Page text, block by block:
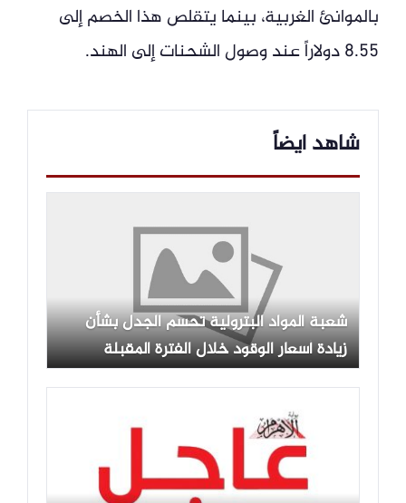
بالموانئ الغربية، بينما يتقلص هذا الخصم إلى
8.55 دولاراً عند وصول الشحنات إلى الهند.
شاهد ايضاً
شعبة المواد البترولية تحسم الجدل بشأن
زيادة أسعار الوقود خلال الفترة المقبلة